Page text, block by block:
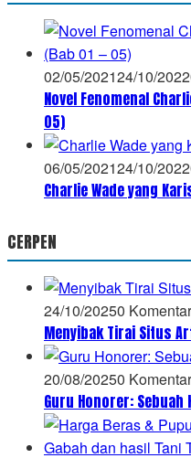
02/05/202124/10/2022
Novel Fenomenal
05)
06/05/202124/10/2022
Charlie Wade yang
CERPEN
24/10/20250 Komentar
Menyibak Tirai Situs
20/08/20250 Komentar
Guru Honorer: Sebuah